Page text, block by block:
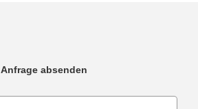
Anfrage absenden